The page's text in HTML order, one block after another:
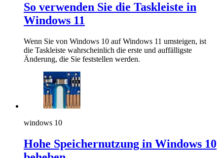
So verwenden Sie die Taskleiste in
Windows 11
Wenn Sie von Windows 10 auf Windows 11 umsteigen, ist
die Taskleiste wahrscheinlich die erste und auffälligste
Änderung, die Sie feststellen werden.
windows 10
Hohe Speichernutzung in Windows 10